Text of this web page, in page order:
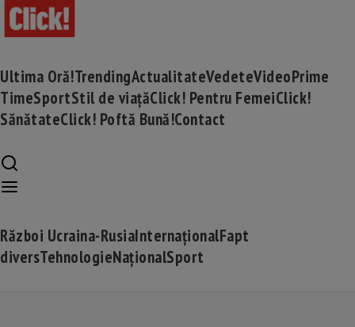
Ultima Oră!TrendingActualitateVedeteVideoPrime
TimeSportStil de viațăClick! Pentru FemeiClick!
SănătateClick! Poftă Bună!Contact
Război Ucraina-RusiaInternaționalFapt
diversTehnologieNaționalSport